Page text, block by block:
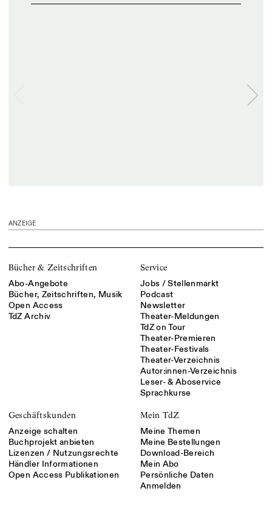
ANZEIGE
Bücher & Zeitschriften
Abo-Angebote
Bücher, Zeitschriften, Musik
Open Access
TdZ Archiv
Service
Jobs / Stellenmarkt
Podcast
Newsletter
Theater-Meldungen
TdZ on Tour
Theater-Premieren
Theater-Festivals
Theater-Verzeichnis
Autor:innen-Verzeichnis
Leser- & Aboservice
Sprachkurse
Geschäftskunden
Anzeige schalten
Buchprojekt anbieten
Lizenzen / Nutzungsrechte
Händler Informationen
Open Access Publikationen
Mein TdZ
Meine Themen
Meine Bestellungen
Download-Bereich
Mein Abo
Persönliche Daten
Anmelden